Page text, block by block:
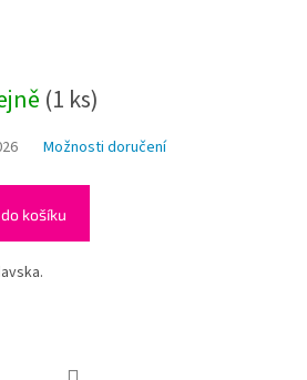
(1 ks)
Možnosti doručení
košíku